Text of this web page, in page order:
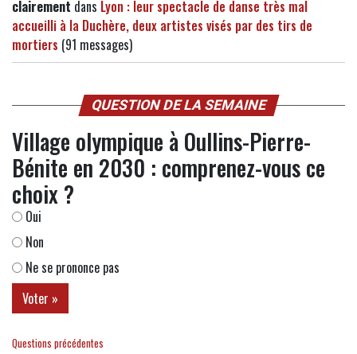
clairement dans Lyon : leur spectacle de danse très mal
accueilli à la Duchère, deux artistes visés par des tirs de
mortiers (91 messages)
QUESTION DE LA SEMAINE
Village olympique à Oullins-Pierre-
Bénite en 2030 : comprenez-vous ce
choix ?
Oui
Non
Ne se prononce pas
Questions précédentes